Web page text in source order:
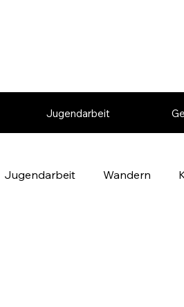
Jugendarbeit
Jugendarbeit Wandern